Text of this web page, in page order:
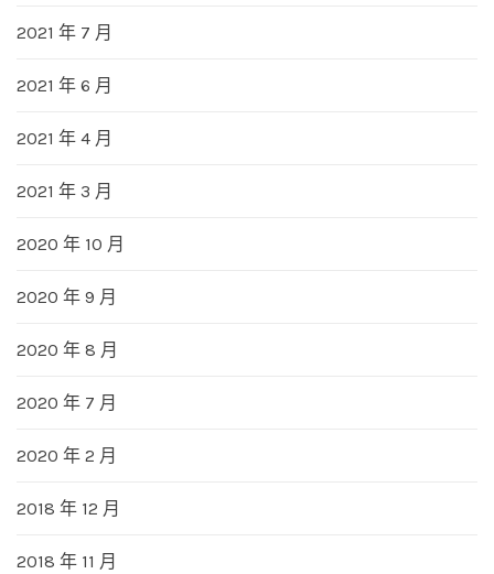
2021 年 7 月
2021 年 6 月
2021 年 4 月
2021 年 3 月
2020 年 10 月
2020 年 9 月
2020 年 8 月
2020 年 7 月
2020 年 2 月
2018 年 12 月
2018 年 11 月